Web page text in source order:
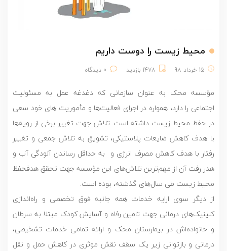
محیط زیست را دوست داریم
15 خرداد 98 1478 بازدید 0 دیدگاه
مؤسسه محک به عنوان سازمانی که دغدغه عمل به مسئولیت
اجتماعی را دارد، همواره در اجرای فعالیت‌ها و مأموریت های خود سعی
در حفظ محیط زیست داشته است. تلاش جهت تغییر برخی از رویه‌ها
با هدف کاهش ضایعات پلاستیکی، تشویق به تلاش جمعی و تغییر
رفتار با هدف کاهش مصرف انرژی و به حداقل رساندن آلودگی آب و
هدر رفت آن از مهمترین تلاش‌های این مؤسسه جهت تحقق هدفحفظ
محیط زیست طی سال‌های گذشته، بوده است.
از دیگر سوی ارایه خدمات همه جانبه فوق تخصصی و راه‌اندازی
کلینیک‌های درمانی جهت تامین رفاه و آسایش کودک مبتلا به سرطان
و خانواده‌اش در بیمارستان محک و ارائه تمامی خدمات تشخیصی،
درمانی و بازتوانی زیر یک سقف نقش موثری در کاهش حمل و نقل